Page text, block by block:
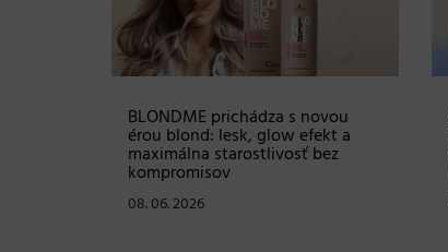
Profesionálna starostlivosť Wella
Professionals Ultimate Color: Kľúč
k dlhotrvajúcej farbe a zdravým
vlasom!
15. 05. 2026